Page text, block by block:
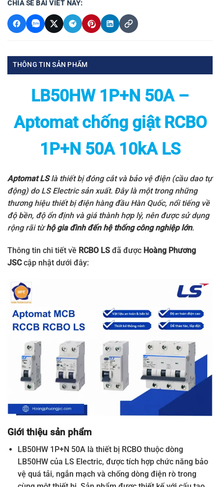
CHIA SẺ BÀI VIẾT NÀY:
THÔNG TIN SẢN PHẨM
LB50HW 1P+N 50A –
Aptomat chống giật RCBO
1P+N 50A 10kA LS
Aptomat LSlà thiết bị đóng cắt và bảo vệ điện (cầu dao tự
động) do LS Electricsản xuất. Đây là một trong những
thương hiệu thiết bị điện hàng đầu Hàn Quốc, nổi tiếng về
độ bền, độ ổn định và giá thành hợp lý, nên được sử dụng
rộng rãi từhộ gia đình đến hệ thống công nghiệp lớn.
Thông tin chi tiết về RCBO LS đã được Hoàng Phương
JSCcập nhật dưới đây:
Giới thiệu sản phẩm
LB50HW 1P+N 50A là thiết bị RCBO thuộc dòng
LB50HW của LS Electric, được tích hợp chức năng bảo
vệ quá tải, ngắn mạch và chống dòng điện rò trong